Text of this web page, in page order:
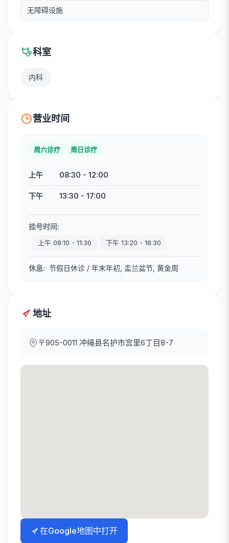
无障碍设施
科室
内科
营业时间
周六诊疗 周日诊疗
上午 08:30 - 12:00
下午 13:30 - 17:00
挂号时间:
上午 08:10 - 11:30 下午 13:20 - 16:30
休息: 节假日休诊 / 年末年初, 盂兰盆节, 黄金周
地址
〒905-0011 冲绳县名护市宫里6丁目8-7
在Google地图中打开